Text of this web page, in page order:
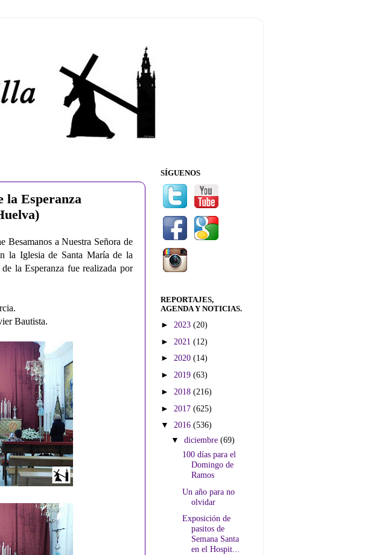
la Esperanza
Besamanos a Nuestra Señora de
la Iglesia de Santa María de la
la Esperanza fue realizada por
Bautista.
SÍGUENOS
REPORTAJES,
AGENDA Y NOTICIAS.
► 2023 (20)
► 2021 (12)
► 2020 (14)
► 2019 (63)
► 2018 (216)
► 2017 (625)
▼ 2016 (536)
▼diciembre(69)
100 días para el
Domingo de
Ramos
Un año para no
olvidar
Exposición de
pasitos de
Semana Santa
en el Hospit...